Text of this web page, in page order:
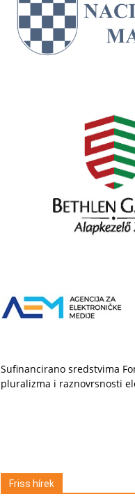
Sufinancirano sredstvima
pluralizma i raznovrsnosti
Friss hírek